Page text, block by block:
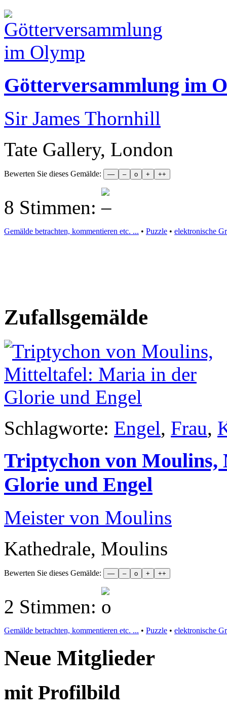
Götterversammlung im
Sir James Thornhill
Tate Gallery, London
Bewerten Sie dieses Gemälde:
8 Stimmen:
Gemälde betrachten, kommentieren etc. ... • Puzzle • elektronische
Zufallsgemälde
Schlagworte: Engel, Frau,
Triptychon von
Glorie und Engel
Meister von Moulins
Kathedrale, Moulins
Bewerten Sie dieses Gemälde:
2 Stimmen:
Gemälde betrachten, kommentieren etc. ... • Puzzle • elektronische
Neue Mitglieder
mit Profilbild